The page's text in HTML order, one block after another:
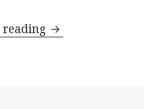
reading Kisla repa